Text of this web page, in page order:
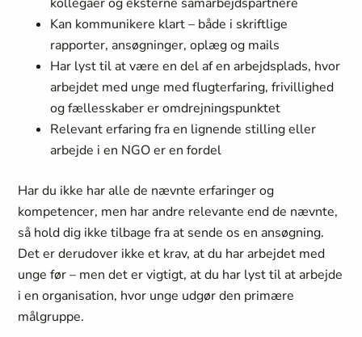
Kan kommunikere klart – både i skriftlige
rapporter, ansøgninger, oplæg og mails
Har lyst til at være en del af en arbejdsplads, hvor
arbejdet med unge med flugterfaring, frivillighed
og fællesskaber er omdrejningspunktet
Relevant erfaring fra en lignende stilling eller
arbejde i en NGO er en fordel
Har du ikke har alle de nævnte erfaringer og
kompetencer, men har andre relevante end de nævnte,
så hold dig ikke tilbage fra at sende os en ansøgning.
Det er derudover ikke et krav, at du har arbejdet med
unge før – men det er vigtigt, at du har lyst til at arbejde
i en organisation, hvor unge udgør den primære
målgruppe.